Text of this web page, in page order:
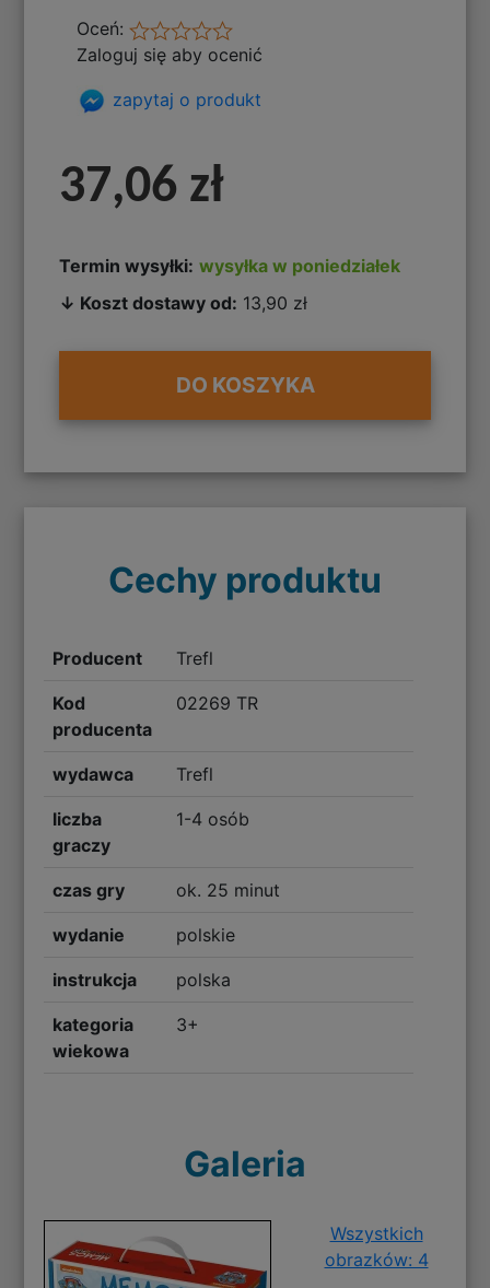
Oceń:
Zaloguj się aby ocenić
zapytaj o produkt
37,06 zł
Termin wysyłki: wysyłka w poniedziałek
↓ Koszt dostawy od: 13,90 zł
DO KOSZYKA
Cechy produktu
Producent Trefl
Kod
producenta
02269 TR
wydawca Trefl
liczba
graczy
1-4 osób
czas gry ok. 25 minut
wydanie polskie
instrukcja polska
kategoria
wiekowa
3+
Galeria
Wszystkich
obrazków: 4